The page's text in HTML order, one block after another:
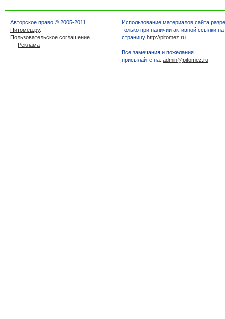
Авторское право © 2005-2011
Питомец.ру.
Пользовательское соглашение
| Реклама
Использование материалов сайта
только при наличии активной ссылки
страницу http://pitomez.ru
Все замечания и пожелания
присылайте на: admin@pitomez.ru